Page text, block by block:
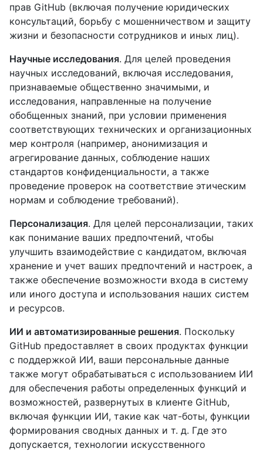
прав GitHub (включая получение юридических
консультаций, борьбу с мошенничеством и защиту
жизни и безопасности сотрудников и иных лиц).
Научные исследования. Для целей проведения
научных исследований, включая исследования,
признаваемые общественно значимыми, и
исследования, направленные на получение
обобщенных знаний, при условии применения
соответствующих технических и организационных
мер контроля (например, анонимизация и
агрегирование данных, соблюдение наших
стандартов конфиденциальности, а также
проведение проверок на соответствие этическим
нормам и соблюдение требований).
Персонализация. Для целей персонализации, таких
как понимание ваших предпочтений, чтобы
улучшить взаимодействие с кандидатом, включая
хранение и учет ваших предпочтений и настроек, а
также обеспечение возможности входа в систему
или иного доступа и использования наших систем
и ресурсов.
ИИ и автоматизированные решения. Поскольку
GitHub предоставляет в своих продуктах функции
с поддержкой ИИ, ваши персональные данные
также могут обрабатываться с использованием ИИ
для обеспечения работы определенных функций и
возможностей, развернутых в клиенте GitHub,
включая функции ИИ, такие как чат-боты, функции
формирования сводных данных и т. д. Где это
допускается, технологии искусственного